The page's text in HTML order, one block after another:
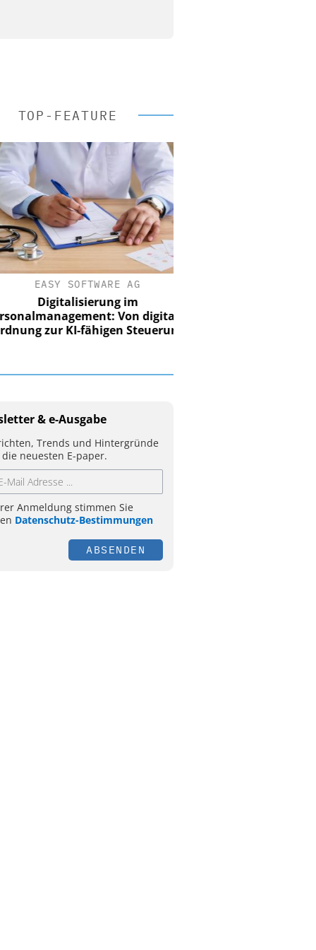
TOP-FEATURE
EASY SOFTWARE AG
Digitalisierung im
Von digitaler
zur KI-fähigen Steuerung
& e-Ausgabe
Trends und Hintergründe
neuesten E-paper.
Anmeldung stimmen Sie
Datenschutz-Bestimmungen
ABSENDEN